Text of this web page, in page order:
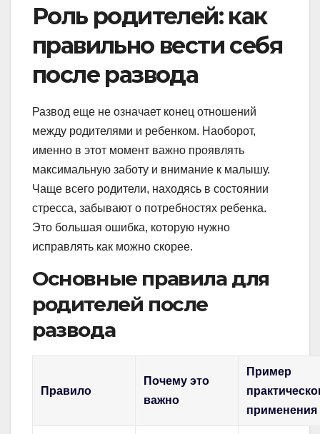
Роль родителей: как
правильно вести себя
после развода
Развод еще не означает конец отношений
между родителями и ребенком. Наоборот,
именно в этот момент важно проявлять
максимальную заботу и внимание к малышу.
Чаще всего родители, находясь в состоянии
стресса, забывают о потребностях ребенка.
Это большая ошибка, которую нужно
исправлять как можно скорее.
Основные правила для
родителей после
развода
Правило
Почему это
важно
Пример
применения